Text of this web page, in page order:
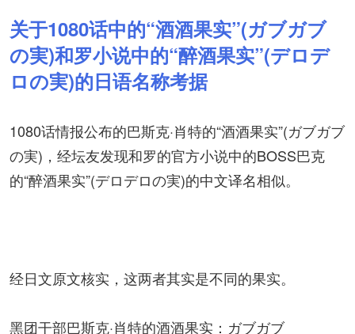
关于1080话中的“酒酒果实”(ガブガブ
の実)和罗小说中的“醉酒果实”(デロデ
ロの実)的日语名称考据
1080话情报公布的巴斯克·肖特的“酒酒果实”(ガブガブ
の実)，经坛友发现和罗的官方小说中的BOSS巴克
的“醉酒果实”(デロデロの実)的中文译名相似。
经日文原文核实，这两者其实是不同的果实。
黑团干部巴斯克·肖特的酒酒果实：ガブガブ